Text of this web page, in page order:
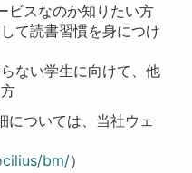
ビスなのか知りたい方
て読書習慣を身につけ
ない学生に向けて、他
については、当社ウェ
bm/）